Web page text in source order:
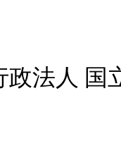
政法人 国